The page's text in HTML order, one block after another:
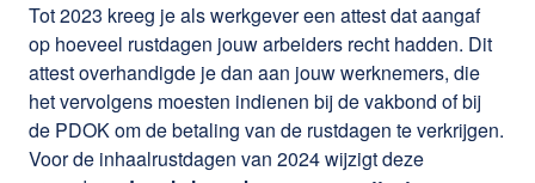
Tot 2023 kreeg je als werkgever een attest dat aangaf
op hoeveel rustdagen jouw arbeiders recht hadden. Dit
attest overhandigde je dan aan jouw werknemers, die
het vervolgens moesten indienen bij de vakbond of bij
de PDOK om de betaling van de rustdagen te verkrijgen.
Voor de inhaalrustdagen van 2024 wijzigt deze